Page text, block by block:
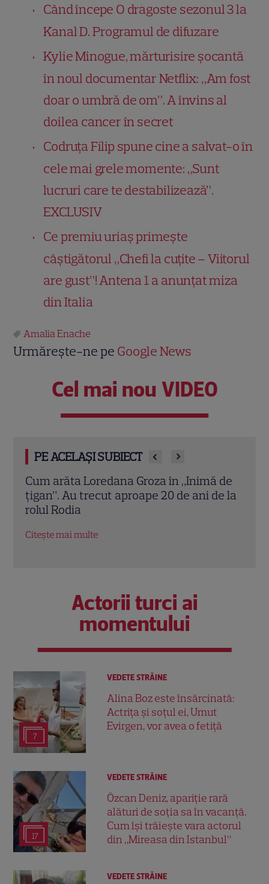
Când începe O dragoste sezonul 3 la
Kanal D. Programul de difuzare
Kylie Minogue, mărturisire șocantă
în noul documentar Netflix: „Am fost
doar o umbră de om”. A învins al
doilea cancer în secret
Codruța Filip spune cine a salvat-o în
cele mai grele momente: „Sunt
lucruri care te destabilizează”.
EXCLUSIV
Ce premiu uriaș primește
câștigătorul „Chefi la cuțite – Viitorul
are gust”! Antena 1 a anunțat miza
din Italia
Amalia Enache
Urmărește-ne pe Google News
Cel mai nou VIDEO
PE ACELAȘI SUBIECT
Cum arăta Loredana Groza în „Inimă de
țigan”. Au trecut aproape 20 de ani de la
rolul Rodia
Citește mai multe
Actorii turci ai
momentului
7
VEDETE STRĂINE
Alina Boz este însărcinată:
Actrița și soțul ei, Umut
Evirgen, vor avea o fetiță
17
VEDETE STRĂINE
Özcan Deniz, apariție rară
alături de soția sa în vacanță.
Cum își trăiește vara actorul
din „Mireasa din Istanbul”
VEDETE STRĂINE